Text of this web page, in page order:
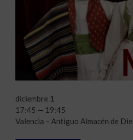
diciembre 1
17:45 — 19:45
Valencia – Antiguo Almacén de